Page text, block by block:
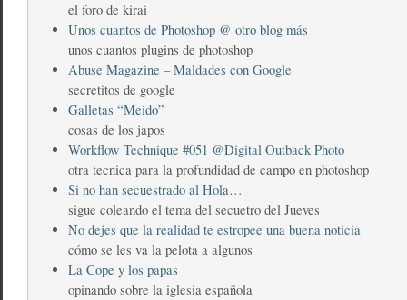
el foro de kirai
Unos cuantos de Photoshop @ otro blog más
unos cuantos plugins de photoshop
Abuse Magazine – Maldades con Google
secretitos de google
Galletas “Meido”
cosas de los japos
Workflow Technique #051 @Digital Outback Photo
otra tecnica para la profundidad de campo en photoshop
Si no han secuestrado al Hola…
sigue coleando el tema del secuetro del Jueves
No dejes que la realidad te estropee una buena noticia
cómo se les va la pelota a algunos
La Cope y los papas
opinando sobre la iglesia española